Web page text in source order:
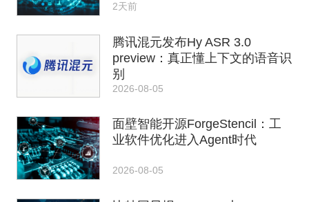
2天前
腾讯混元发布Hy ASR 3.0
preview：真正懂上下文的语音识
别
2026-08-05
面壁智能开源ForgeStencil：工
业软件优化进入Agent时代
2026-08-05